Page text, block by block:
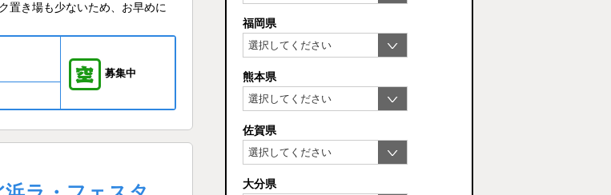
置き場も少ないため、お早めに
募集中
福岡県
熊本県
佐賀県
大分県